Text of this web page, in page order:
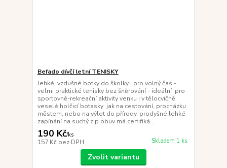
Befado dívčí letní TENISKY
lehké, vzdušné botky do školky i pro volný čas -
velmi praktické tenisky bez šněrování - ideální pro
sportovně-rekreační aktivity venku i v tělocvičně
veselé holčicí botasky jak na cestování, procházku
městem, nebo na výlet do přírody. prodyšné lehké
zapínání na suchý zip obuv má certifiká...
190 Kč/ks
157 Kč bez DPH Skladem 1 ks
Zvolit variantu